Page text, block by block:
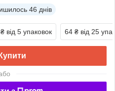
46 днів
від 5 упаковок 64 ₴ від 25
Купити